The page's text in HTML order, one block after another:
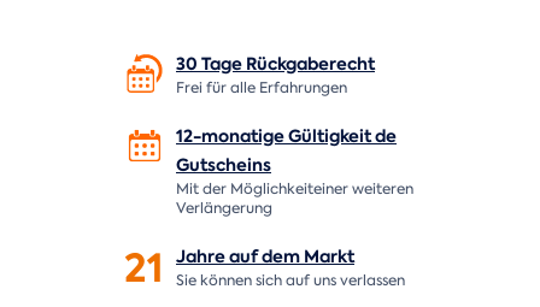
30 Tage Rückgaberecht
Frei für alle Erfahrungen
12-monatige Gültigkeit de
Gutscheins
Mit der Möglichkeiteiner weiteren
Verlängerung
21 Jahre auf dem Markt
Sie können sich auf uns verlassen